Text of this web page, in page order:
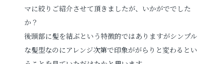
マに絞りご紹介させて頂きましたが、いかがででした
か？
後頭部に髪を結ぶという特徴的ではありますがシンプル
な髪型なのにアレンジ次第で印象ががらりと変わるとい